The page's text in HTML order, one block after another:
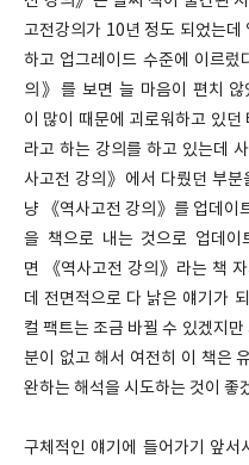
고전강의가 10년 정도 되었는데
하고 업그레이드 수준에 이르
의》를 보면 늘 마음이 편치 않
이 많이 때문에 괴로워하고 있던
라고 하는 강의를 하고 있는데
사고전 강의》에서 다뤘던 부
냥 《역사고전 강의》를 업데이
을 책으로 내는 것으로 업데이
면 《역사고전 강의》라는 책
데 전면적으로 다 낡은 얘기가
컬 팩트는 조금 바뀔 수 있겠지
분이 없고 해서 여전히 이 책은
완하는 해석을 시도하는 것이 좋
구체적인 얘기에 들어가기 앞